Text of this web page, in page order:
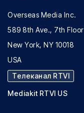
Overseas Media Inc.
589 8th Ave., 7th Floor
New York, NY 10018
USA
Телеканал RTVI
Mediakit RTVI US